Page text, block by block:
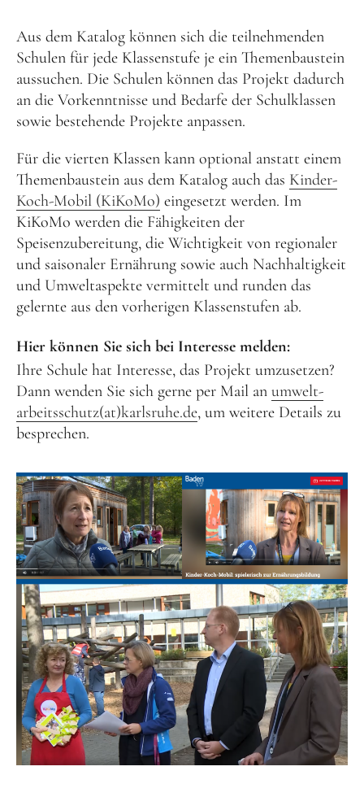
Aus dem Katalog können sich die teilnehmenden
Schulen für jede Klassenstufe je ein Themenbaustein
aussuchen. Die Schulen können das Projekt dadurch
an die Vorkenntnisse und Bedarfe der Schulklassen
sowie bestehende Projekte anpassen.
Für die vierten Klassen kann optional anstatt einem
Themenbaustein aus dem Katalog auch das Kinder-
Koch-Mobil (KiKoMo) eingesetzt werden. Im
KiKoMo werden die Fähigkeiten der
Speisenzubereitung, die Wichtigkeit von regionaler
und saisonaler Ernährung sowie auch Nachhaltigkeit
und Umweltaspekte vermittelt und runden das
gelernte aus den vorherigen Klassenstufen ab.
Hier können Sie sich bei Interesse melden:
Ihre Schule hat Interesse, das Projekt umzusetzen?
Dann wenden Sie sich gerne per Mail an umwelt-
arbeitsschutz(at)karlsruhe.de, um weitere Details zu
besprechen.